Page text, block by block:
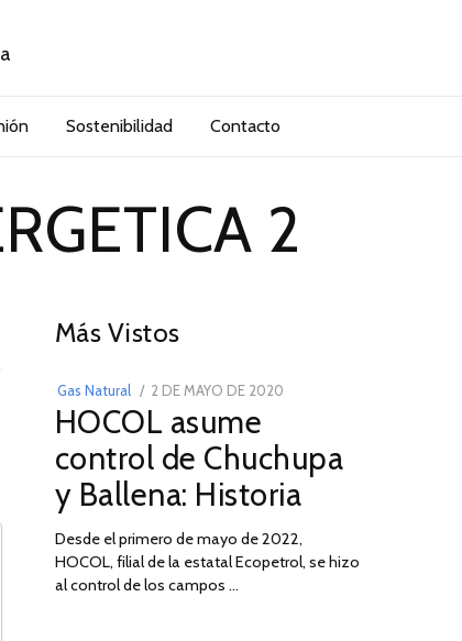
Sostenibilidad Contacto
2
Más Vistos
Gas Natural
POSTED
ON
2 DE MAYO DE 2020
DE
2026
HOCOL asume
control de Chuchupa
y Ballena: Historia
Desde el primero de mayo de 2022,
HOCOL, filial de la estatal Ecopetrol, se hizo
al control de los campos …